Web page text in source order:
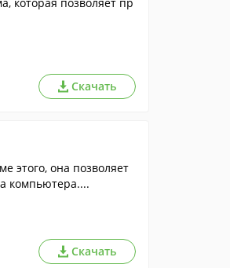
Скачать
этого, она позволяет
компьютера....
Скачать